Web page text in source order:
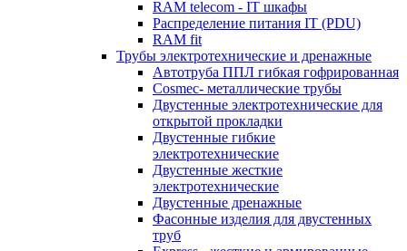
RAM telecom - IT шкафы
Распределение питания IT (PDU)
RAM fit
Трубы электротехнические и дренажные
Автотруба ППЛ гибкая гофрированная
Cosmec- металлические трубы
Двустенные электротехнические для
открытой прокладки
Двустенные гибкие
электротехнические
Двустенные жесткие
электротехнические
Двустенные дренажные
Фасонные изделия для двустенных
труб